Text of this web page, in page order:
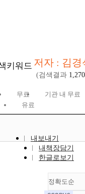
키워드 저자 : 김경
(검색결과 1,270
무료
기관 내 무료
유료
내보내기
내책장담기
한글로보기
정확도순